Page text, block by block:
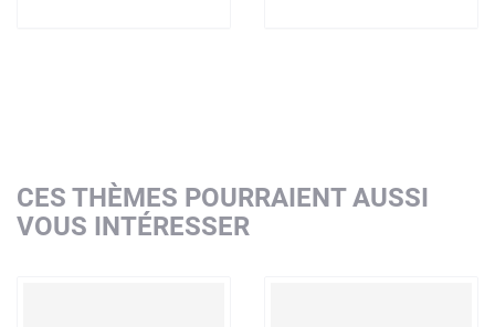
CES THÈMES POURRAIENT AUSSI
VOUS INTÉRESSER